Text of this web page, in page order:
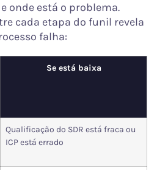
onde está o problema.
cada etapa do funil revela
falha:
Se está baixa
Qualificação do SDR está fraca ou
ICP está errado